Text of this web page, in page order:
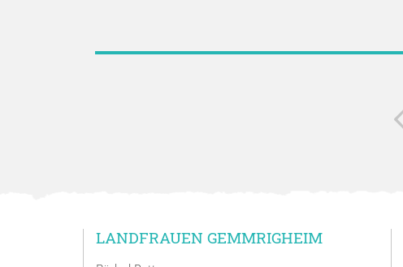
LANDFRAUEN GEMMRIGHEIM